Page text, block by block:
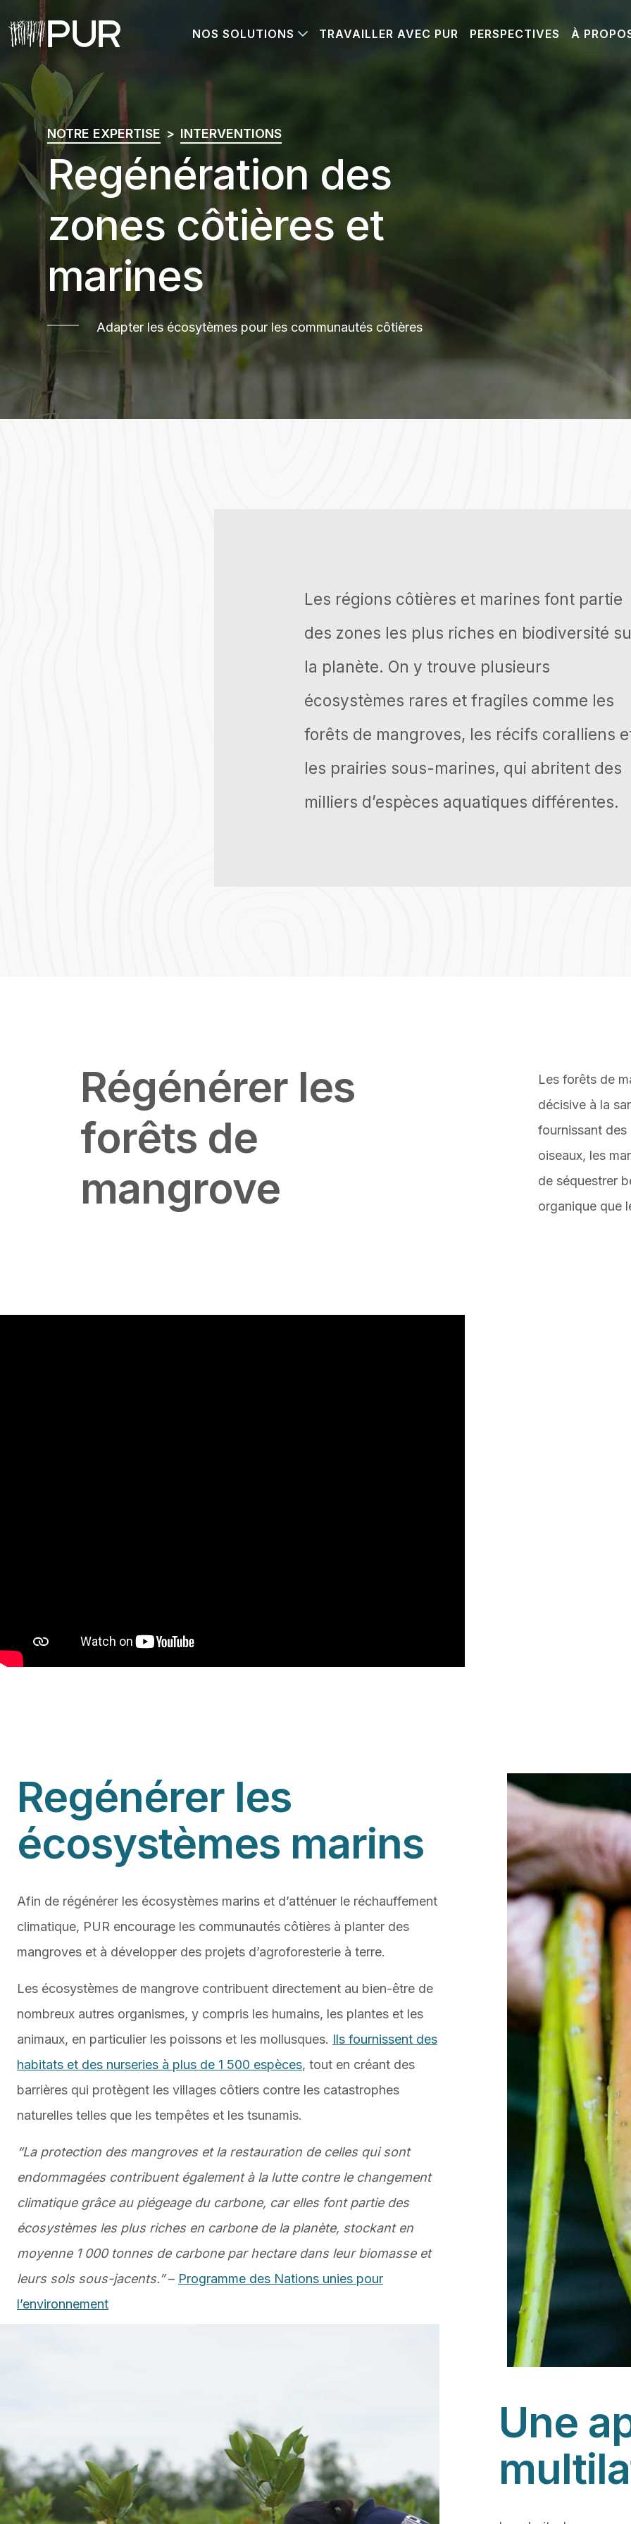
Main Navigation NOS SOLUTIONS TRAVAILLER AVEC PUR PERSPECTIVES À
NOTRE EXPERTISE INTERVENTIONS
Regénération des
zones côtières et
marines
Adapter les écosytèmes pour les communautés côtières
Les régions côtières et marines font partie
des zones les plus riches en biodiversité
la planète. On y trouve plusieurs
écosystèmes rares et fragiles comme les
forêts de mangroves, les récifs coralliens
les prairies sous-marines, qui abritent des
milliers d’espèces aquatiques différentes.
Régénérer les
forêts de
mangrove
Les forêts de
décisive à la
fournissant
oiseaux, les
de séquestrer
organique que
Regénérer les
écosystèmes marins
Afin de régénérer les écosystèmes marins et d’atténuer le réchauffement
climatique, PUR encourage les communautés côtières à planter des
mangroves et à développer des projets d’agroforesterie à terre.
Les écosystèmes de mangrove contribuent directement au bien-être de
nombreux autres organismes, y compris les humains, les plantes et les
animaux, en particulier les poissons et les mollusques. Ils fournissent des
habitats et des nurseries à plus de 1 500 espèces, tout en créant des
barrières qui protègent les villages côtiers contre les catastrophes
naturelles telles que les tempêtes et les tsunamis.
“La protection des mangroves et la restauration de celles qui sont
endommagées contribuent également à la lutte contre le changement
climatique grâce au piégeage du carbone, car elles font partie des
écosystèmes les plus riches en carbone de la planète, stockant en
moyenne 1 000 tonnes de carbone par hectare dans leur biomasse et
leurs sols sous-jacents.”– Programme des Nations unies pour
l’environnement
Une